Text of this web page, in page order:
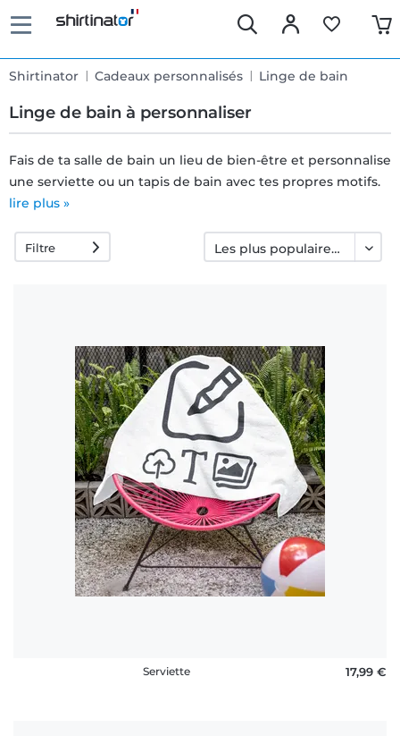
Shirtinator Cadeaux personnalisés Linge de bain
Linge de bain à personnaliser
Livraison
jours
Droit de
rétractation
FAQ
Fais de ta salle de bain un lieu de bien-être et personnalise
une serviette ou un tapis de bain avec tes propres motifs.
lire plus »
Filtre
Serviette 17,99 €